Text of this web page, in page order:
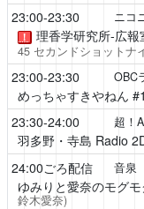
23:00-23:30 ニコ
！ 理香学研究所-広報
45セカンドショットナ
23:00-23:30 OBC
めっちゃすきやねん
23:30-24:00 超！
羽多野・寺島 Radio
24:00ごろ配信 音泉
ゆみりと愛奈のモグ
鈴木愛奈)